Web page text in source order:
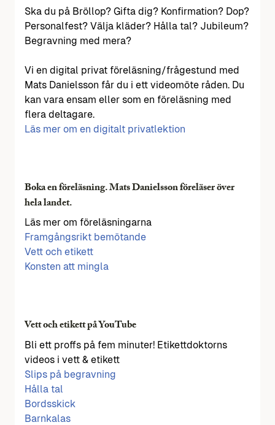
Ska du på Bröllop? Gifta dig? Konfirmation? Dop?
Personalfest? Välja kläder? Hålla tal? Jubileum?
Begravning med mera?
Vi en digital privat föreläsning/frågestund med
Mats Danielsson får du i ett videomöte råden. Du
kan vara ensam eller som en föreläsning med
flera deltagare.
Läs mer om en digitalt privatlektion
Boka en föreläsning. Mats Danielsson föreläser över
hela landet.
Läs mer om föreläsningarna
Framgångsrikt bemötande
Vett och etikett
Konsten att mingla
Vett och etikett på YouTube
Bli ett proffs på fem minuter! Etikettdoktorns
videos i vett & etikett
Slips på begravning
Hålla tal
Bordsskick
Barnkalas